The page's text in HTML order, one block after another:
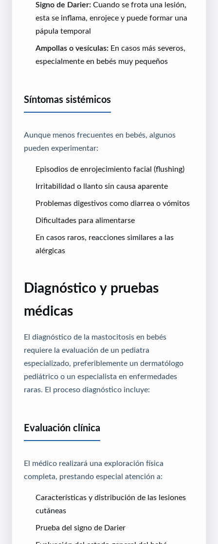
Signo de Darier: Cuando se frota una lesión,
esta se inflama, enrojece y puede formar una
pápula temporal
Ampollas o vesículas: En casos más severos,
especialmente en bebés muy pequeños
Síntomas sistémicos
Aunque menos frecuentes en bebés, algunos
pueden experimentar:
Episodios de enrojecimiento facial (flushing)
Irritabilidad o llanto sin causa aparente
Problemas digestivos como diarrea o vómitos
Dificultades para alimentarse
En casos raros, reacciones similares a las
alérgicas
Diagnóstico y pruebas
médicas
El diagnóstico de la mastocitosis en bebés
requiere la evaluación de un pediatra
especializado, preferiblemente un dermatólogo
pediátrico o un especialista en enfermedades
raras. El proceso diagnóstico incluye:
Evaluación clínica
El médico realizará una exploración física
completa, prestando especial atención a:
Características y distribución de las lesiones
cutáneas
Prueba del signo de Darier